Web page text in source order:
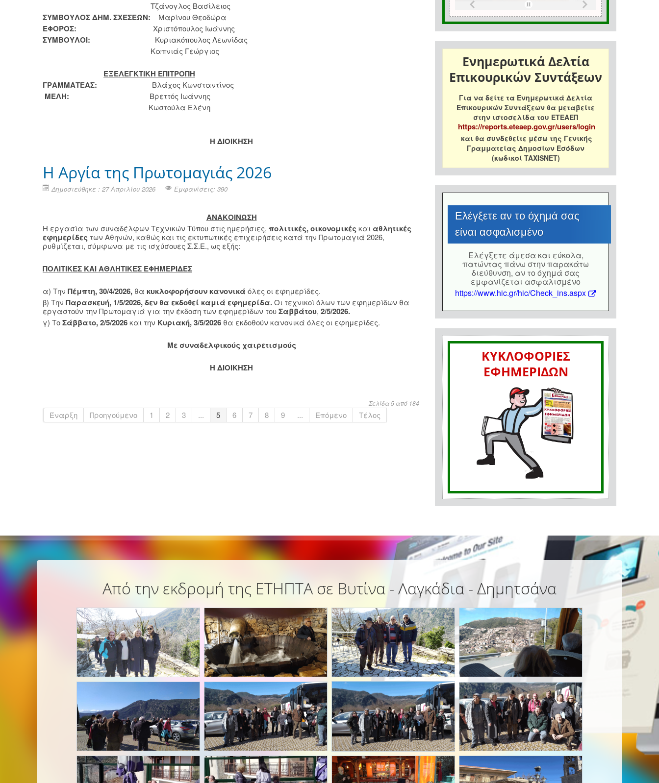
Τζάνογλος Βασίλειος
ΣΥΜΒΟΥΛΟΣ ΔΗΜ. ΣΧΕΣΕΩΝ: Μαρίνου Θεοδώρα
ΕΦΟΡΟΣ: Χριστόπουλος Ιωάννης
ΣΥΜΒΟΥΛΟΙ: Κυριακόπουλος Λεωνίδας
Καπνιάς Γεώργιος
ΕΞΕΛΕΓΚΤΙΚΗ ΕΠΙΤΡΟΠΗ
ΓΡΑΜΜΑΤΕΑΣ: Βλάχος Κωνσταντίνος
ΜΕΛΗ: Βρεττός Ιωάννης
Κωστούλα Ελένη
H ΔΙΟΙΚΗΣΗ
H Αργία της Πρωτομαγιάς 2026
Δημοσιεύθηκε : 27 Απριλίου 2026 Εμφανίσεις: 390
ΑΝΑΚΟΙΝΩΣΗ
Η εργασία των συναδέλφων Τεχνικών Τύπου στις ημερήσιες, πολιτικές, οικονομικές και αθλητικές
εφημερίδες των Αθηνών, καθώς και τις εκτυπωτικές επιχειρήσεις κατά την Πρωτομαγιά 2026,
ρυθμίζεται, σύμφωνα με τις ισχύσουες Σ.Σ.Ε., ως εξής:
ΠΟΛΙΤΙΚΕΣ ΚΑΙ ΑΘΛΗΤΙΚΕΣ ΕΦΗΜΕΡΙΔΕΣ
α) Την Πέμπτη, 30/4/2026, θα κυκλοφορήσουν κανονικά όλες οι εφημερίδες.
β) Την Παρασκευή, 1/5/2026,δεν θα εκδοθεί καμιά εφημερίδα.Οι τεχνικοί όλων των εφημερίδων θα
εργαστούν την Πρωτομαγιά για την έκδοση των εφημερίδων τουΣαββάτου, 2/5/2026.
γ) ΤοΣάββατο, 2/5/2026και την Κυριακή, 3/5/2026 θα εκδοθούν κανονικά όλες οι εφημερίδες.
Με συναδελφικούς χαιρετισμούς
Η ΔΙΟΙΚΗΣΗ
Σελίδα 5 από 184
Έναρξη Προηγούμενο 1 2 3 ... 5 6 7 8 9 ... Επόμενο Τέλος
Ενημερωτικά Δελτία
Επικουρικών Συντάξεων
Για να δείτε τα Ενημερωτικά Δελτία
Επικουρικών Συντάξεων θα μεταβείτε
στην ιστοσελίδα του ΕΤΕΑΕΠ
https://reports.eteaep.gov.gr/users/login
και θα συνδεθείτε μέσω της Γενικής
Γραμματείας Δημοσίων Εσόδων
(κωδικοί TAXISNET)
Eλέγξετε αν το όχημά σας
είναι ασφαλισμένο
Eλέγξετε άμεσα και εύκολα,
πατώντας πάνω στην παρακάτω
διεύθυνση, αν το όχημά σας
εμφανίζεται ασφαλισμένο
https://www.hic.gr/hic/Check_ins.aspx
ΚΥΚΛΟΦΟΡΙΕΣ
ΕΦΗΜΕΡΙΔΩΝ
Από την εκδρομή της ΕΤΗΠΤΑ σε Βυτίνα - Λαγκάδια - Δημητσάνα